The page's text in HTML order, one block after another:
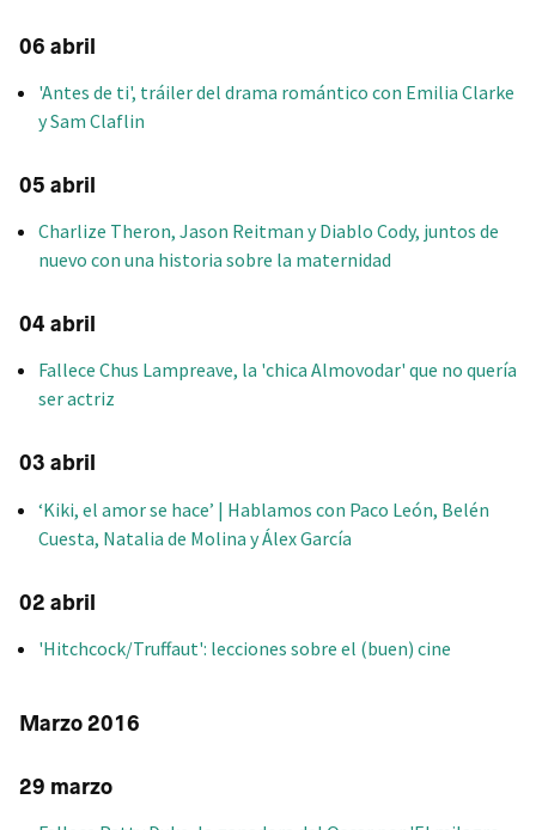
06 abril
'Antes de ti', tráiler del drama romántico con Emilia Clarke
y Sam Claflin
05 abril
Charlize Theron, Jason Reitman y Diablo Cody, juntos de
nuevo con una historia sobre la maternidad
04 abril
Fallece Chus Lampreave, la 'chica Almovodar' que no quería
ser actriz
03 abril
‘Kiki, el amor se hace’ | Hablamos con Paco León, Belén
Cuesta, Natalia de Molina y Álex García
02 abril
'Hitchcock/Truffaut': lecciones sobre el (buen) cine
Marzo 2016
29 marzo